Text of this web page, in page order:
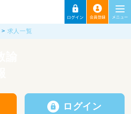
求人一覧
ログイン